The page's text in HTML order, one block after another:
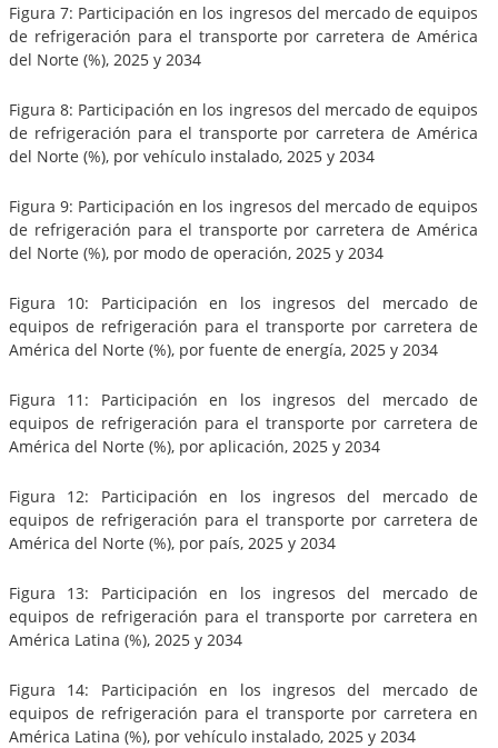
Figura 7: Participación en los ingresos del mercado de equipos
de refrigeración para el transporte por carretera de América
del Norte (%), 2025 y 2034
Figura 8: Participación en los ingresos del mercado de equipos
de refrigeración para el transporte por carretera de América
del Norte (%), por vehículo instalado, 2025 y 2034
Figura 9: Participación en los ingresos del mercado de equipos
de refrigeración para el transporte por carretera de América
del Norte (%), por modo de operación, 2025 y 2034
Figura 10: Participación en los ingresos del mercado de
equipos de refrigeración para el transporte por carretera de
América del Norte (%), por fuente de energía, 2025 y 2034
Figura 11: Participación en los ingresos del mercado de
equipos de refrigeración para el transporte por carretera de
América del Norte (%), por aplicación, 2025 y 2034
Figura 12: Participación en los ingresos del mercado de
equipos de refrigeración para el transporte por carretera de
América del Norte (%), por país, 2025 y 2034
Figura 13: Participación en los ingresos del mercado de
equipos de refrigeración para el transporte por carretera en
América Latina (%), 2025 y 2034
Figura 14: Participación en los ingresos del mercado de
equipos de refrigeración para el transporte por carretera en
América Latina (%), por vehículo instalado, 2025 y 2034